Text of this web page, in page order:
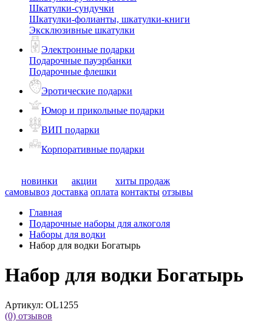
Шкатулки-сундучки
Шкатулки-фолианты, шкатулки-книги
Эксклюзивные шкатулки
Электронные подарки
Подарочные пауэрбанки
Подарочные флешки
Эротические подарки
Юмор и прикольные подарки
ВИП подарки
Корпоративные подарки
новинки акции
хиты продаж
самовывоз доставка оплата контакты отзывы
Главная
Подарочные наборы для алкоголя
Наборы для водки
Набор для водки Богатырь
Набор для водки Богатырь
Артикул: OL1255
(0) отзывов